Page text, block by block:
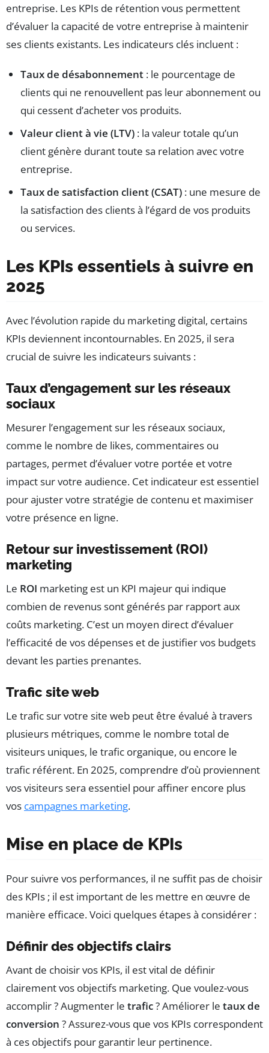
entreprise. Les KPIs de rétention vous permettent
d’évaluer la capacité de votre entreprise à maintenir
ses clients existants. Les indicateurs clés incluent :
Taux de désabonnement : le pourcentage de
clients qui ne renouvellent pas leur abonnement ou
qui cessent d’acheter vos produits.
Valeur client à vie (LTV) : la valeur totale qu’un
client génère durant toute sa relation avec votre
entreprise.
Taux de satisfaction client (CSAT) : une mesure de
la satisfaction des clients à l’égard de vos produits
ou services.
Les KPIs essentiels à suivre en
2025
Avec l’évolution rapide du marketing digital, certains
KPIs deviennent incontournables. En 2025, il sera
crucial de suivre les indicateurs suivants :
Taux d’engagement sur les réseaux
sociaux
Mesurer l’engagement sur les réseaux sociaux,
comme le nombre de likes, commentaires ou
partages, permet d’évaluer votre portée et votre
impact sur votre audience. Cet indicateur est essentiel
pour ajuster votre stratégie de contenu et maximiser
votre présence en ligne.
Retour sur investissement (ROI)
marketing
Le ROI marketing est un KPI majeur qui indique
combien de revenus sont générés par rapport aux
coûts marketing. C’est un moyen direct d’évaluer
l’efficacité de vos dépenses et de justifier vos budgets
devant les parties prenantes.
Trafic site web
Le trafic sur votre site web peut être évalué à travers
plusieurs métriques, comme le nombre total de
visiteurs uniques, le trafic organique, ou encore le
trafic référent. En 2025, comprendre d’où proviennent
vos visiteurs sera essentiel pour affiner encore plus
vos campagnes marketing.
Mise en place de KPIs
Pour suivre vos performances, il ne suffit pas de choisir
des KPIs ; il est important de les mettre en œuvre de
manière efficace. Voici quelques étapes à considérer :
Définir des objectifs clairs
Avant de choisir vos KPIs, il est vital de définir
clairement vos objectifs marketing. Que voulez-vous
accomplir ? Augmenter le trafic? Améliorer le taux de
conversion ? Assurez-vous que vos KPIs correspondent
à ces objectifs pour garantir leur pertinence.